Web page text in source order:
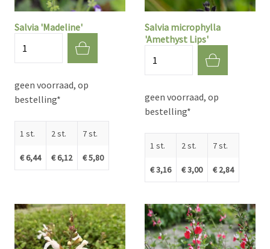
Salvia 'Madeline'
geen voorraad, op
bestelling*
1 st.
€ 6,44
2 st.
€ 6,12
7 st.
€ 5,80
Salvia microphylla
'Amethyst Lips'
geen voorraad, op
bestelling*
1 st.
€ 3,16
2 st.
€ 3,00
7 st.
€ 2,84